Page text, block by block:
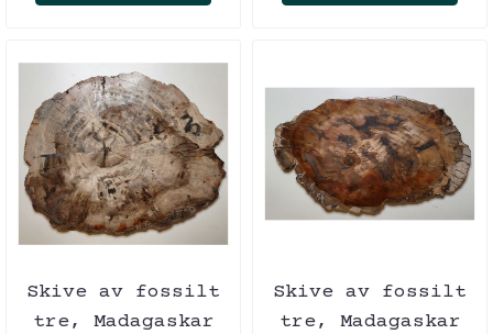
Skive av fossilt
tre, Madagaskar
Skive av fossilt
tre, Madagaskar